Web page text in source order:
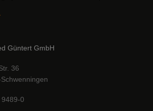
Güntert GmbH
36
0